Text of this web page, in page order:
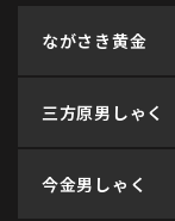
ながさき黄金
三方原男しゃく
今金男しゃく